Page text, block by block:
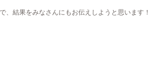
、結果をみなさんにもお伝えしようと思います！